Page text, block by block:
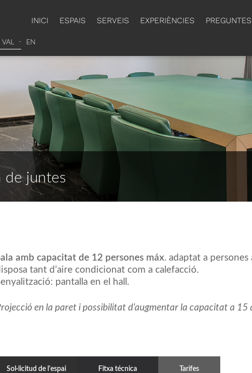
INICI ESPAIS SERVEIS EXPERIÈNCIES
VAL EN
de juntes
amb capacitat de 12 persones máx. adaptat a
tant d’aire condicionat com a calefacció.
pantalla en el hall.
en la paret i possibilitat d’augmentar la capacitat a 15
Sol·licitud de l'espai Fitxa técnica Tarifes